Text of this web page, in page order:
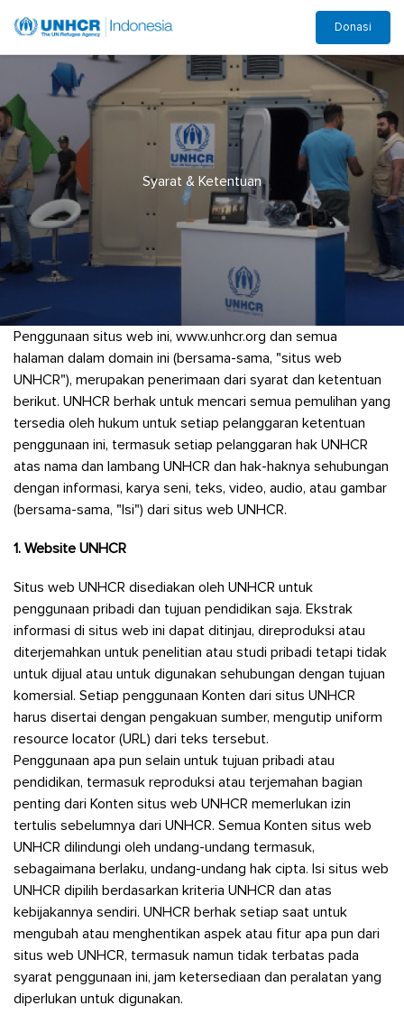
Donasi
Syarat & Ketentuan
Penggunaan situs web ini, www.unhcr.org dan semua
halaman dalam domain ini (bersama-sama, "situs web
UNHCR"), merupakan penerimaan dari syarat dan ketentuan
berikut. UNHCR berhak untuk mencari semua pemulihan yang
tersedia oleh hukum untuk setiap pelanggaran ketentuan
penggunaan ini, termasuk setiap pelanggaran hak UNHCR
atas nama dan lambang UNHCR dan hak-haknya sehubungan
dengan informasi, karya seni, teks, video, audio, atau gambar
(bersama-sama, "Isi") dari situs web UNHCR.
1. Website UNHCR
Situs web UNHCR disediakan oleh UNHCR untuk
penggunaan pribadi dan tujuan pendidikan saja. Ekstrak
informasi di situs web ini dapat ditinjau, direproduksi atau
diterjemahkan untuk penelitian atau studi pribadi tetapi tidak
untuk dijual atau untuk digunakan sehubungan dengan tujuan
komersial. Setiap penggunaan Konten dari situs UNHCR
harus disertai dengan pengakuan sumber, mengutip uniform
resource locator (URL) dari teks tersebut.
Penggunaan apa pun selain untuk tujuan pribadi atau
pendidikan, termasuk reproduksi atau terjemahan bagian
penting dari Konten situs web UNHCR memerlukan izin
tertulis sebelumnya dari UNHCR. Semua Konten situs web
UNHCR dilindungi oleh undang-undang termasuk,
sebagaimana berlaku, undang-undang hak cipta. Isi situs web
UNHCR dipilih berdasarkan kriteria UNHCR dan atas
kebijakannya sendiri. UNHCR berhak setiap saat untuk
mengubah atau menghentikan aspek atau fitur apa pun dari
situs web UNHCR, termasuk namun tidak terbatas pada
syarat penggunaan ini, jam ketersediaan dan peralatan yang
diperlukan untuk digunakan.